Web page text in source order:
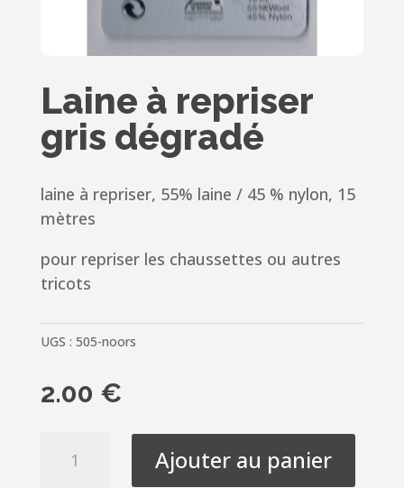
Laine à repriser
gris dégradé
laine à repriser, 55% laine / 45 % nylon, 15
mètres
pour repriser les chaussettes ou autres
tricots
UGS : 505-noors
2.00 €
Ajouter au panier